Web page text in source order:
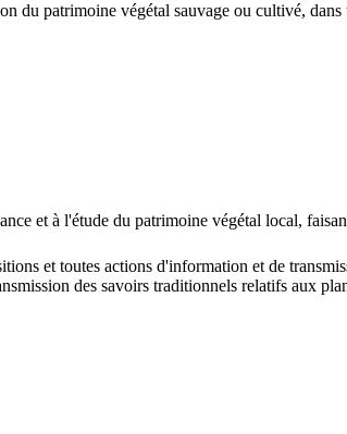
du patrimoine végétal sauvage ou cultivé, dans
et à l'étude du patrimoine végétal local,
et toutes actions d'information et de
des savoirs traditionnels relatifs aux